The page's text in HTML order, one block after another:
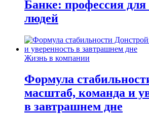
Банке: профессия
людей
Жизнь в компании
Формула
масштаб, команда и
в завтрашнем дне